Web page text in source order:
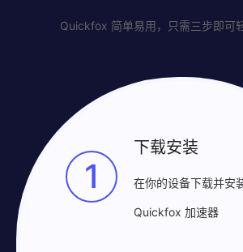
Quickfox 简单易用，只需三步即可
1
下载安装
在你的设备下载并安
Quickfox 加速器